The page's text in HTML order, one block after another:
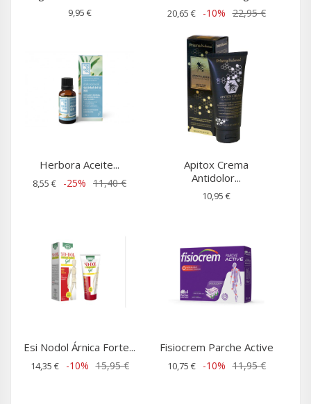
9,95 € 20,65 € -10% 22,95 €
Herbora Aceite...
8,55 € -25% 11,40 €
Apitox Crema
Antidolor...
10,95 €
Esi Nodol Árnica Forte...
14,35 € -10% 15,95 €
Fisiocrem Parche Active
10,75 € -10% 11,95 €